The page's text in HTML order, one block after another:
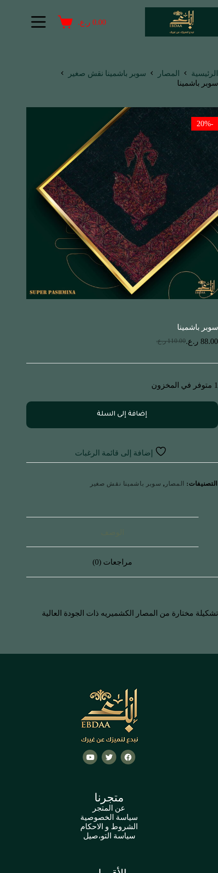
0.00 ر.ع.
الرئيسية المصار
سوبر باشمينا نقش صغير
سوبر باشمينا
-20%
سوبر باشمينا
110.00 ر.ع. 88.00 ر.ع.
1 متوفر في المخزون
إضافة إلى السلة
إضافة إلى قائمة الرغبات
التصنيفات: المصار , سوبر باشمينا نقش صغير
مراجعات (0)
تشكيلة مختارة من المصار الكشميريه ذات الجودة العالية
متجرنا
عن المتجر
سياسة الخصوصية
الشروط و الاحكام
سياسة التو،صيل